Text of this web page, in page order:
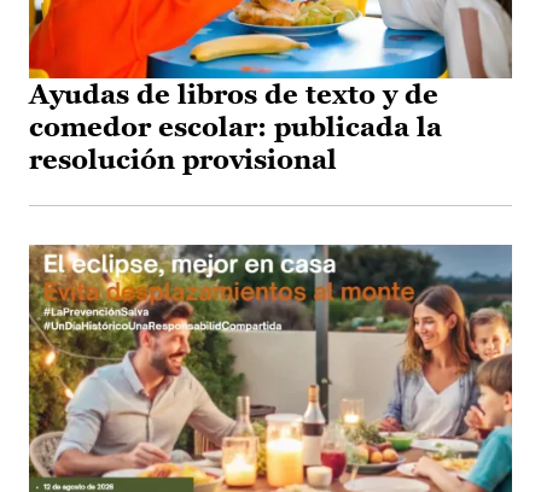
Ayudas de libros de texto y de
comedor escolar: publicada la
resolución provisional